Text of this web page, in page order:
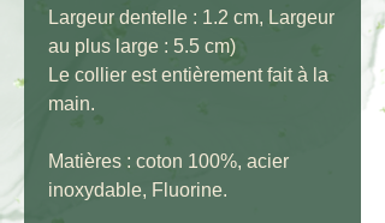
Largeur dentelle : 1.2 cm, Largeur
au plus large : 5.5 cm)
Le collier est entièrement fait à la
main.
Matières : coton 100%, acier
inoxydable, Fluorine.